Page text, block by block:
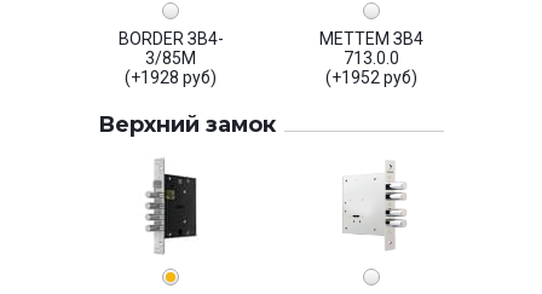
BORDER ЗВ4-
3/85М
(+1928 руб)
МЕТТЕМ ЗВ4
713.0.0
(+1952 руб)
Верхний замок